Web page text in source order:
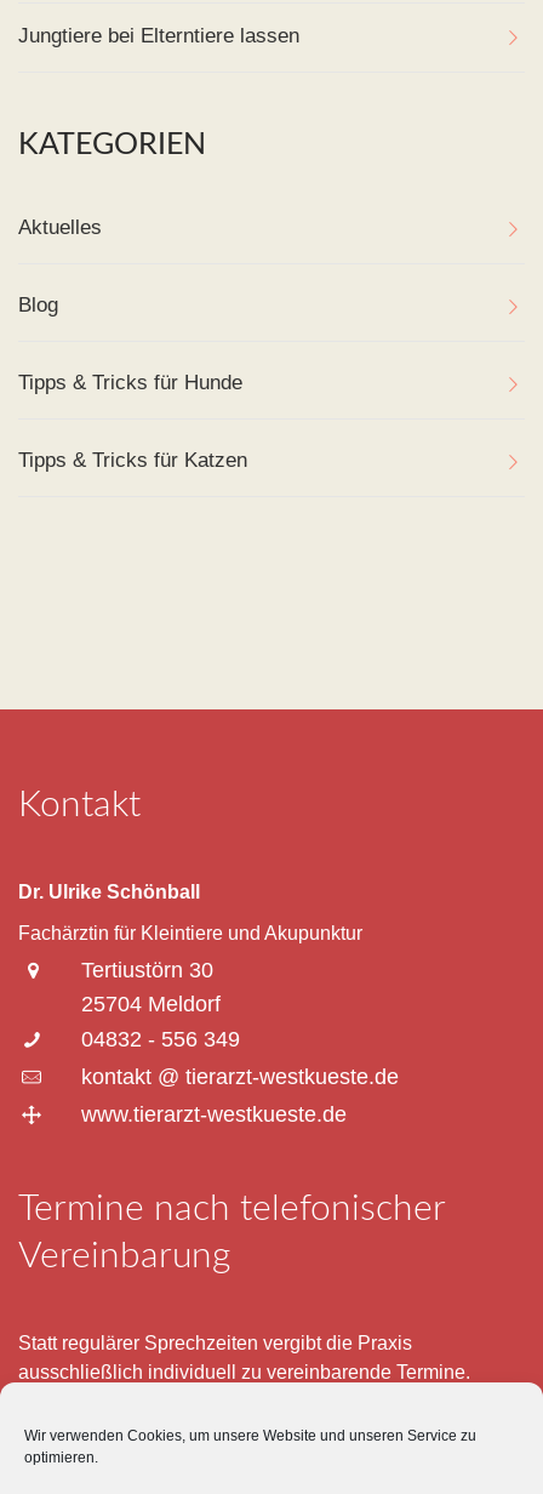
Wir verwenden Cookies, um unsere Website und unseren Service zu
optimieren.
Jungtiere bei Elterntiere lassen
KATEGORIEN
Aktuelles
Blog
Tipps & Tricks für Hunde
Tipps & Tricks für Katzen
Kontakt
Dr. Ulrike Schönball
Fachärztin für Kleintiere und Akupunktur
Tertiustörn 30
25704 Meldorf
04832 - 556 349
kontakt @ tierarzt-westkueste.de
www.tierarzt-westkueste.de
Termine nach telefonischer
Vereinbarung
Statt regulärer Sprechzeiten vergibt die Praxis
ausschließlich individuell zu vereinbarende Termine.
– 12 und 15 – 18 Uhr.